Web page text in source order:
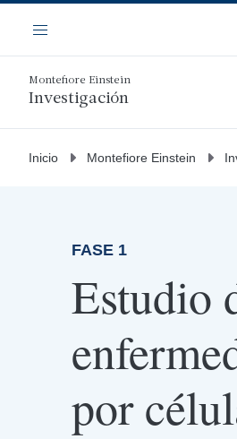
contenido
principal
Navegación
Menú
Montefiore Einstein
Investigación
Inicio Montefiore Einstein
FASE 1
Estudio
por